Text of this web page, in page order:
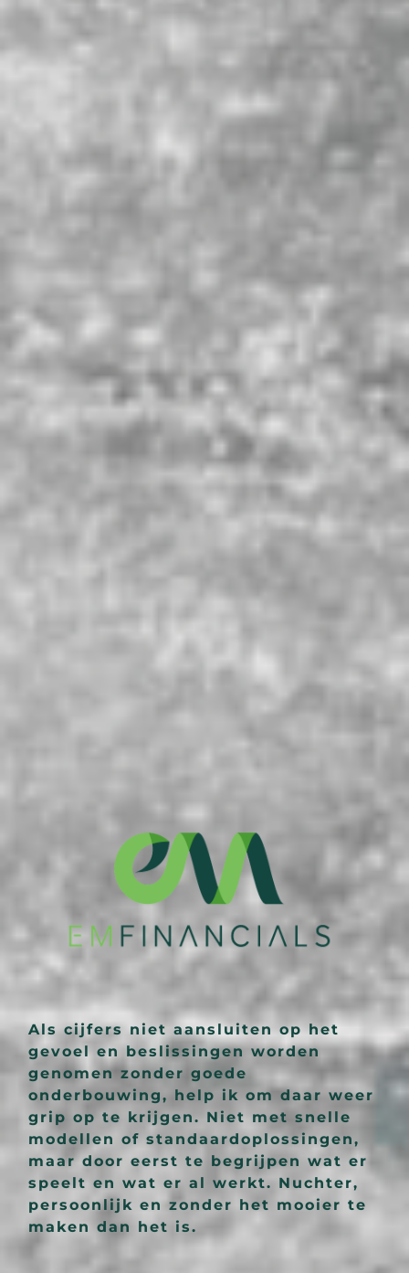
Als cijfers niet aansluiten op het
gevoel en beslissingen worden
genomen zonder goede
onderbouwing, help ik om daar weer
grip op te krijgen. Niet met snelle
modellen of standaardoplossingen,
maar door eerst te begrijpen wat er
speelt en wat er al werkt. Nuchter,
persoonlijk en zonder het mooier te
maken dan het is.